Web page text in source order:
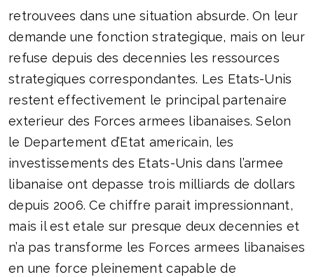
retrouvees dans une situation absurde. On leur
demande une fonction strategique, mais on leur
refuse depuis des decennies les ressources
strategiques correspondantes. Les Etats-Unis
restent effectivement le principal partenaire
exterieur des Forces armees libanaises. Selon
le Departement d’Etat americain, les
investissements des Etats-Unis dans l’armee
libanaise ont depasse trois milliards de dollars
depuis 2006. Ce chiffre parait impressionnant,
mais il est etale sur presque deux decennies et
n’a pas transforme les Forces armees libanaises
en une force pleinement capable de